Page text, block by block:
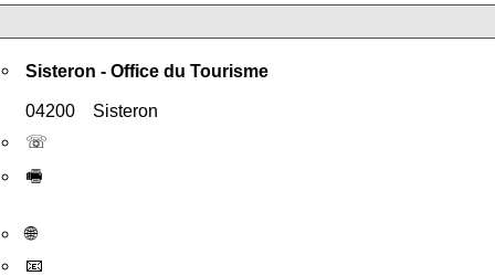
Sisteron - Office du Tourisme
04200 Sisteron
☏
🖷
🌐
📧